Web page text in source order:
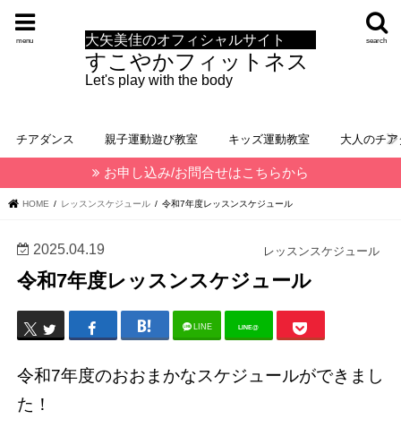
大矢美佳のオフィシャルサイト
すこやかフィットネス
Let's play with the body
search
menu
チアダンス 親子運動遊び教室 キッズ運動教室 大人のチ
お申し込み/お問合せはこちらから
HOME レッスンスケジュール 令和7年度レッスンスケジュール
レッスンスケジュール
2025.04.19
令和7年度レッスンスケジュール
LINE LINE@
令和7年度のおおまかなスケジュールができまし
た！